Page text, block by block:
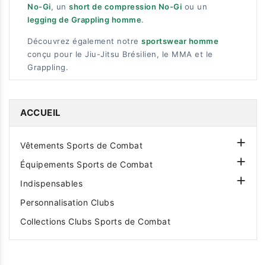
No-Gi, un short de compression No-Gi ou un
legging de Grappling homme.
Découvrez également notre sportswear homme
conçu pour le Jiu-Jitsu Brésilien, le MMA et le
Grappling.
ACCUEIL
Vêtements Sports de Combat 
Équipements Sports de Combat 
Indispensables 
Personnalisation Clubs
Collections Clubs Sports de Combat